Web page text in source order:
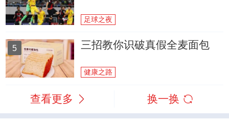
足球之夜
5 三招教你识破真假全麦面包
健康之路
查看更多 换一换